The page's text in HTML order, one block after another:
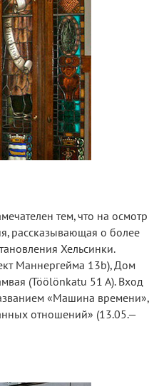
тем, что на осмотр
рассказывающая о более
Хельсинки.
Маннергейма 13b), Дом
(Töölönkatu 51 A). Вход
«Машина времени»,
отношений» (13.05.—